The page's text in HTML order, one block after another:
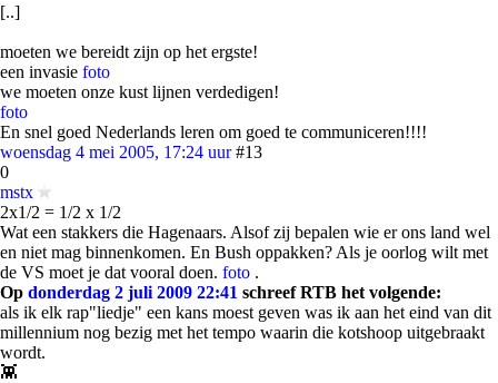
[..]
moeten we bereidt zijn op het ergste!
een invasie foto
we moeten onze kust lijnen verdedigen!
foto
En snel goed Nederlands leren om goed te communiceren!!!!
woensdag 4 mei 2005, 17:24 uur #13
0
mstx
2x1/2 = 1/2 x 1/2
Wat een stakkers die Hagenaars. Alsof zij bepalen wie er ons land wel
en niet mag binnenkomen. En Bush oppakken? Als je oorlog wilt met
de VS moet je dat vooral doen. foto .
Op donderdag 2 juli 2009 22:41 schreef RTB het volgende:
als ik elk rap"liedje" een kans moest geven was ik aan het eind van dit
millennium nog bezig met het tempo waarin die kotshoop uitgebraakt
wordt.
👾